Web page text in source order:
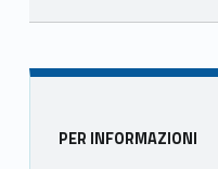
Skip back to main navigation
Sidebar
PER INFORMAZIONI